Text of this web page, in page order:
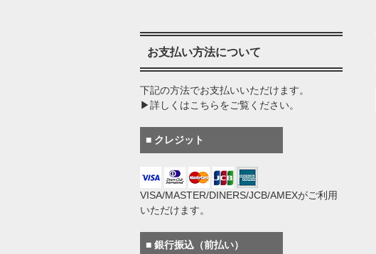
お支払い方法について
下記の方法でお支払いいただけます。
▶詳しくはこちらをご覧ください。
■ クレジット
VISA/MASTER/DINERS/JCB/AMEXがご利用
いただけます。
■ 銀行振込（前払い）